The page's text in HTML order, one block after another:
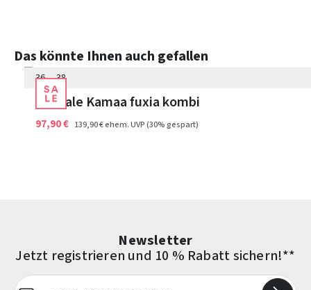
Produktgalerie überspringen
Das könnte Ihnen auch gefallen
6 Farben
36
38
Sandale Kamaa fuxia kombi
97,90 € 139,90 €ehem. UVP(30% gespart)
Newsletter
Jetzt registrieren und 10 % Rabatt sichern!**
E-Mail-Adresse*